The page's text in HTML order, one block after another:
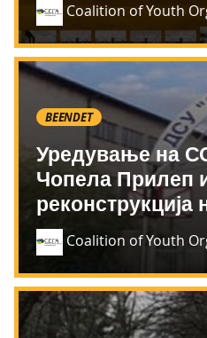
Coalition of Youth
BEENDET
Уредување на
Чопела Прилеп
реконструкција
Coalition of Youth